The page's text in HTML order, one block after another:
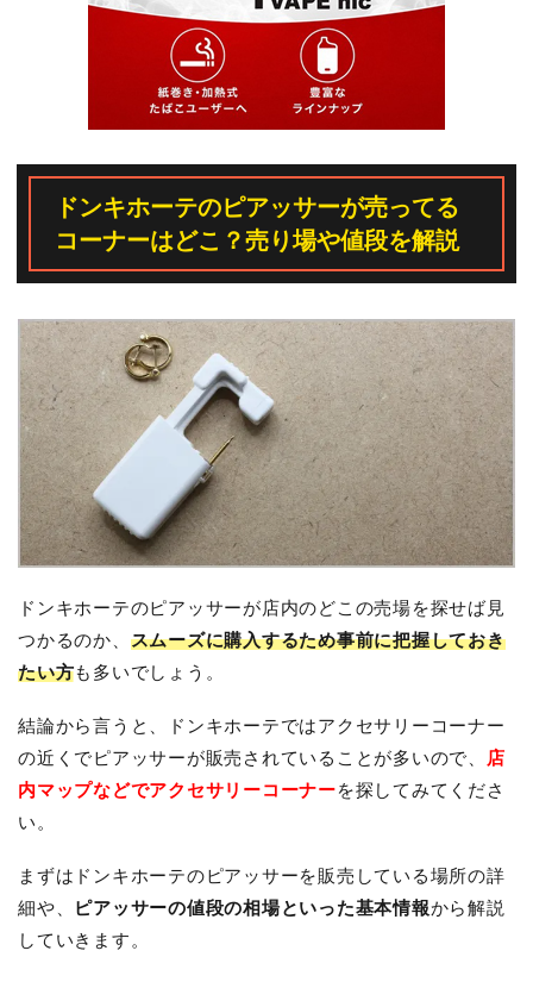
ドンキホーテのピアッサーが売ってる
コーナーはどこ？売り場や値段を解説
ドンキホーテのピアッサーが店内のどこの売場を探せば見
つかるのか、 スムーズに購入するため事前に把握しておき
たい方も多いでしょう。
結論から言うと、ドンキホーテではアクセサリーコーナー
の近くでピアッサーが販売されていることが多いので、
店
内マップなどでアクセサリーコーナーを探してみてくださ
い。
まずはドンキホーテのピアッサーを販売している場所の詳
細や、
ピアッサーの値段の相場といった基本情報から解説
していきます。